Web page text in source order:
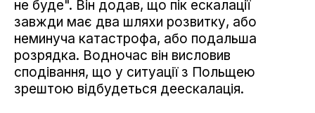
не буде". Він додав, що пік ескалації
завжди має два шляхи розвитку, або
неминуча катастрофа, або подальша
розрядка. Водночас він висловив
сподівання, що у ситуації з Польщею
зрештою відбудеться деескалація.